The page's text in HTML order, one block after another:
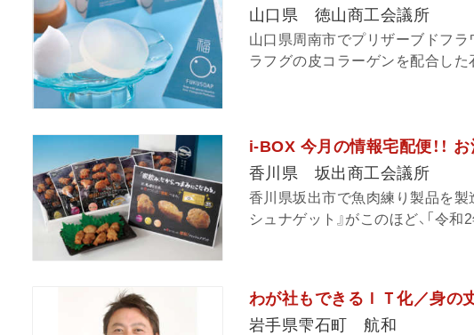
山口県 徳山商工会議所
山口県周南市でプリザーブドフラ
ラフグの皮コラーゲンを配合した
i-BOX 今月の情報宅配便！！
香川県 坂出商工会議所
香川県坂出市で魚肉練り製品を製
シュナゲット』がこのほど、「令
わが社もできるＩＴ化／身の
岩手県雫石町 航和